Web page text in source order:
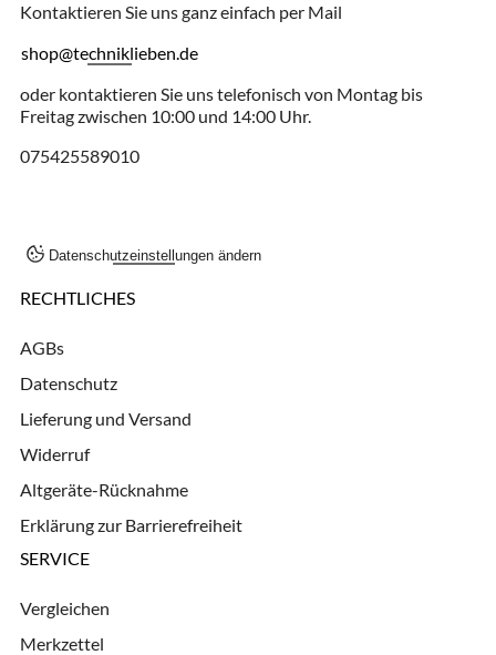
Kontaktieren Sie uns ganz einfach per Mail
shop@techniklieben.de
oder kontaktieren Sie uns telefonisch von Montag bis
Freitag zwischen 10:00 und 14:00 Uhr.
075425589010
Datenschutzeinstellungen ändern
RECHTLICHES
AGBs
Datenschutz
Lieferung und Versand
Widerruf
Altgeräte-Rücknahme
Erklärung zur Barrierefreiheit
SERVICE
Vergleichen
Merkzettel